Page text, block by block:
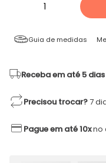
1
Guia de medidas
Receba em até 5 dias
Precisou trocar?7
Pague em até 10xno